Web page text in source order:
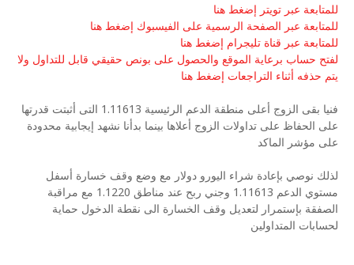
للمتابعة عبر تويتر إضغط هنا
للمتابعة عبر الصفحة الرسمية على الفيسبوك إضغط هنا
للمتابعة عبر قناة تليجرام إضغط هنا
لفتح حساب برعاية الموقع والحصول على بونص حقيقي قابل للتداول ولا
يتم حذفه أثناء التراجعات إضغط هنا
فنيا بقى الزوج أعلى منطقة الدعم الرئيسية 1.11613 التى أثبتت قدرتها
على الحفاظ على تداولات الزوج أعلاها بينما بدأنا نشهد إيجابية محدودة
على مؤشر الماكد
لذلك نوصي بإعادة شراء اليورو دولار مع وضع وقف خسارة أسفل
مستوي الدعم 1.11613 وجني ربح عند مناطق 1.1220 مع مراقبة
الصفقة بإستمرار لتعديل وقف الخسارة الى نقطة الدخول حماية
لحسابات المتداولين